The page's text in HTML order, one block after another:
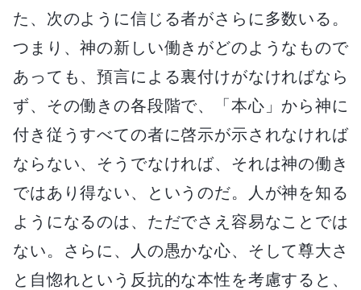
た、次のように信じる者がさらに多数いる。
つまり、神の新しい働きがどのようなもので
あっても、預言による裏付けがなければなら
ず、その働きの各段階で、「本心」から神に
付き従うすべての者に啓示が示されなければ
ならない、そうでなければ、それは神の働き
ではあり得ない、というのだ。人が神を知る
ようになるのは、ただでさえ容易なことでは
ない。さらに、人の愚かな心、そして尊大さ
と自惚れという反抗的な本性を考慮すると、